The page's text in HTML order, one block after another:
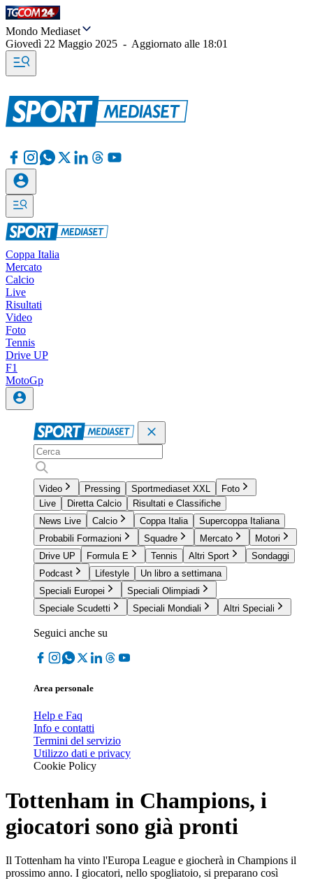
Mondo Mediaset
Giovedì 22 Maggio 2025 - Aggiornato alle 18:01
Coppa Italia
Mercato
Calcio
Live
Risultati
Video
Foto
Tennis
Drive UP
F1
MotoGp
Video Pressing Sportmediaset XXL
Foto
Live
Diretta Calcio
Risultati e Classifiche
News Live
Calcio Coppa Italia
Supercoppa Italiana
Probabili Formazioni
Squadre Mercato
Motori
Drive UP
Formula E Tennis Altri Sport
Sondaggi
Podcast
Lifestyle
Un libro a settimana
Speciali Europei
Speciali Olimpiadi
Speciale Scudetti
Speciali Mondiali Altri Speciali
Seguici anche su
Area personale
Help e Faq
Info e contatti
Termini del servizio
Utilizzo dati e privacy
Cookie Policy
Tottenham in Champions, i
giocatori sono già pronti
Il Tottenham ha vinto l'Europa League e giocherà in Champions il
prossimo anno. I giocatori, nello spogliatoio, si preparano così